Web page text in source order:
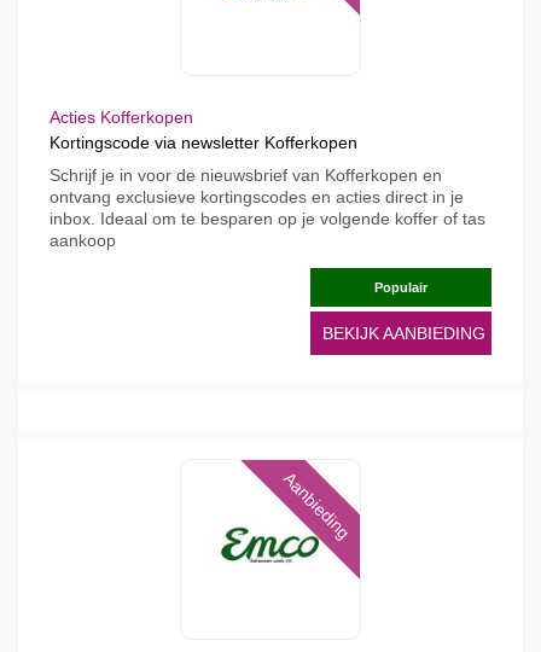
Acties Kofferkopen
Kortingscode via newsletter Kofferkopen
Schrijf je in voor de nieuwsbrief van Kofferkopen en
ontvang exclusieve kortingscodes en acties direct in je
inbox. Ideaal om te besparen op je volgende koffer of tas
aankoop
Populair
BEKIJK AANBIEDING
Aanbieding